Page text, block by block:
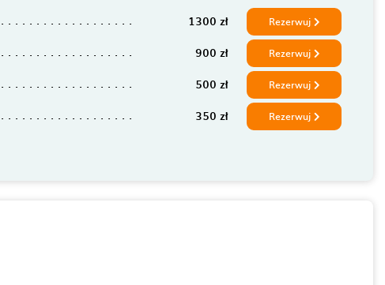
1300 zł Rezerwuj
900 zł Rezerwuj
500 zł Rezerwuj
350 zł Rezerwuj